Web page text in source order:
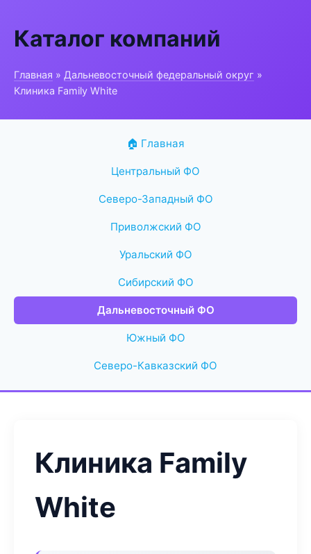
Каталог компаний
Главная » Дальневосточный федеральный округ »
Клиника Family White
🏠 Главная
Центральный ФО
Северо-Западный ФО
Приволжский ФО
Уральский ФО
Сибирский ФО
Дальневосточный ФО
Южный ФО
Северо-Кавказский ФО
Клиника Family
White